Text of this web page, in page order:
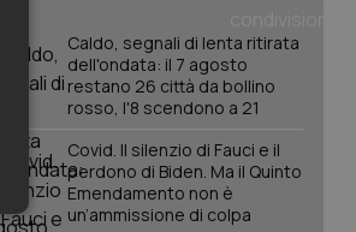
Caldo, segnali di lenta ritirata
dell'ondata: il 7 agosto
restano 26 città da bollino
rosso, l'8 scendono a 21
Covid. Il silenzio di Fauci e il
perdono di Biden. Ma il Quinto
Emendamento non è
un’ammissione di colpa